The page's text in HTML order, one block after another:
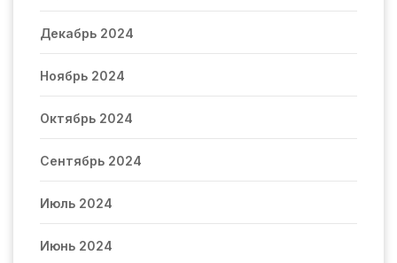
Декабрь 2024
Ноябрь 2024
Октябрь 2024
Сентябрь 2024
Июль 2024
Июнь 2024